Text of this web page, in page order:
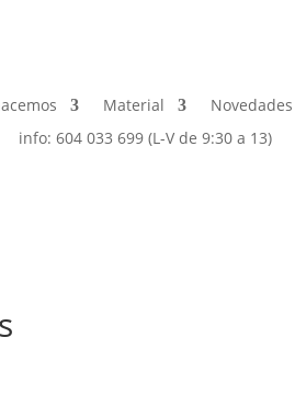
Material Novedades
info: 604 033 699 (L-V de 9:30 a 13)